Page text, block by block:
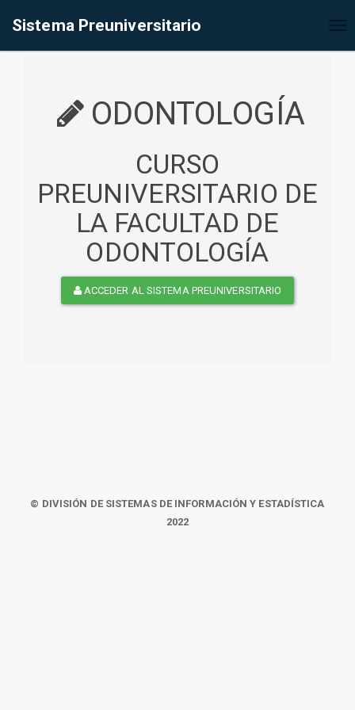
Sistema Preuniversitario
ODONTOLOGÍA
CURSO
PREUNIVERSITARIO DE
LA FACULTAD DE
ODONTOLOGÍA
ACCEDER AL SISTEMA PREUNIVERSITARIO
© DIVISIÓN DE SISTEMAS DE INFORMACIÓN Y ESTADÍSTICA
2022